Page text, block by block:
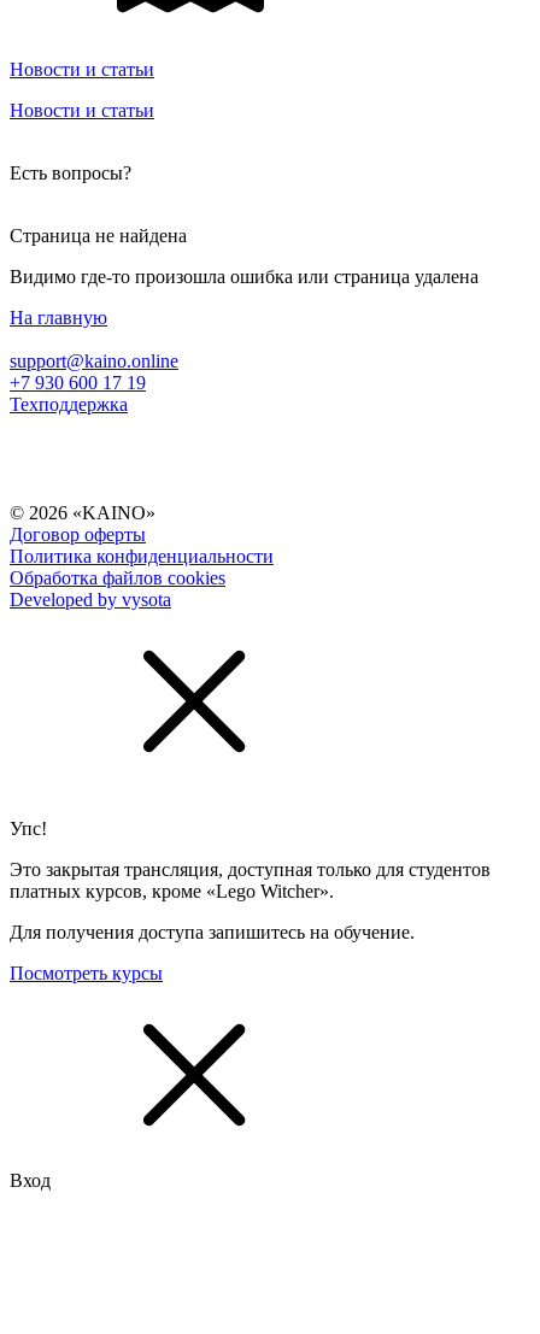
Новости и статьи
Новости и статьи
Есть вопросы?
Страница не найдена
Видимо где-то произошла ошибка или страница удалена
На главную
support@kaino.online
+7 930 600 17 19
Техподдержка
© 2026 «KAINO»
Договор оферты
Политика конфиденциальности
Обработка файлов cookies
Developed by vysota
Упс!
Это закрытая трансляция, доступная только для студентов
платных курсов, кроме «Lego Witcher».
Для получения доступа запишитесь на обучение.
Посмотреть курсы
Вход